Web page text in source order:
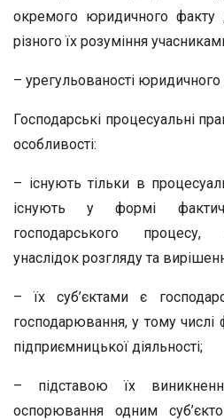
окремого юридичного
різного їх розуміння
– урегульованості
Господарські процесуальні
особливості:
– існують тільки в
існують у формі
господарського процесу,
унаслідок розгляду та
– їх суб’єктами є
господарювання, у тому числі
підприємницької діяльності;
– підставою їх
оспорювання одним